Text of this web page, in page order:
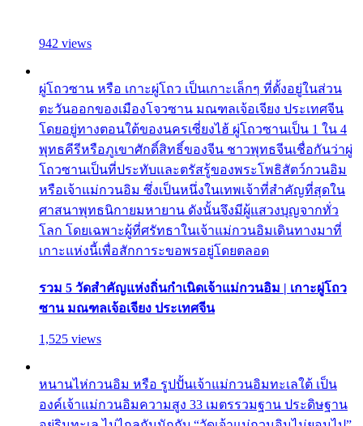
942 views
ผู่โถวซาน หรือ เกาะผู่โถว เป็นเกาะเล็กๆ ที่ตั้งอยู่ในส่วน
ตะวันออกของเมืองโจวซาน มณฑลเจ้อเจียง ประเทศจีน
โดยอยู่ทางตอนใต้ของนครเซี่ยงไฮ้ ผู่โถวซานเป็น 1 ใน 4
พุทธคีรีหรือภูเขาศักดิ์สิทธิ์ของจีน ชาวพุทธจีนเชื่อกันว่าผู่
โถวซานเป็นที่ประทับและตรัสรู้ของพระโพธิสัตว์กวนอิม
หรือเจ้าแม่กวนอิม ซึ่งเป็นหนึ่งในเทพเจ้าที่สำคัญที่สุดใน
ศาสนาพุทธนิกายมหายาน ดังนั้นจึงมีผู้แสวงบุญจากทั่ว
โลก โดยเฉพาะผู้ที่ศรัทธาในเจ้าแม่กวนอิมเดินทางมาที่
เกาะแห่งนี้เพื่อสักการะขอพรอยู่โดยตลอด
รวม 5 วัดสำคัญแห่งถิ่นกำเนิดเจ้าแม่กวนอิม | เกาะผู่โถว
ซาน มณฑลเจ้อเจียง ประเทศจีน
1,525 views
หนานไห่กวนอิม หรือ รูปปั้นเจ้าแม่กวนอิมทะเลใต้ เป็น
องค์เจ้าแม่กวนอิมความสูง 33 เมตรรวมฐาน ประดิษฐาน